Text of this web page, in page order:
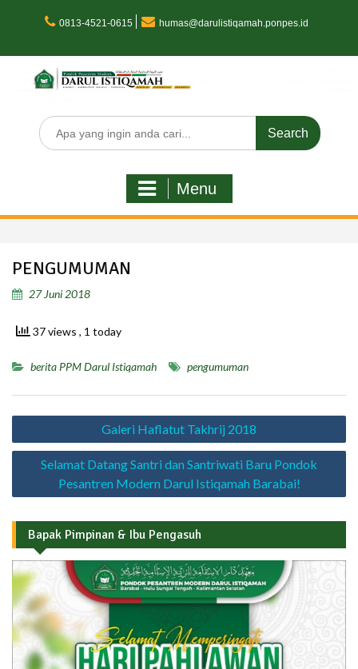
0813-4521-0615 humas@darulistiqamah.ponpes.id
Search
for:
Menu
PENGUMUMAN
27 Juni 2018
37 views , 1 today
berita PPM Darul Istiqamah pengumuman
Navigasi
pos
Galeri Haflatut Takhrij 2018
Selamat Datang Santri dan Santriwati Baru Pondok
Pesantren Modern Darul Istiqamah Barabai!
Bapak Pimpinan & Ibu Pengasuh